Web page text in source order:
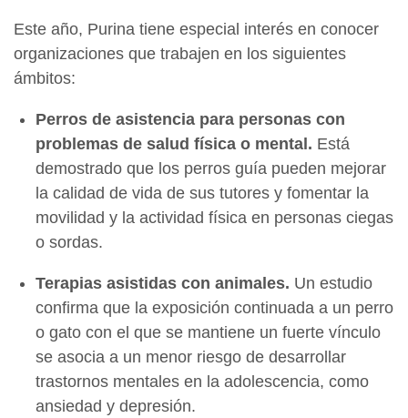
Este año, Purina tiene especial interés en conocer
organizaciones que trabajen en los siguientes
ámbitos:
Perros de asistencia para personas con
problemas de salud física o mental. Está
demostrado que los perros guía pueden mejorar
la calidad de vida de sus tutores y fomentar la
movilidad y la actividad física en personas ciegas
o sordas.
Terapias asistidas con animales. Un estudio
confirma que la exposición continuada a un perro
o gato con el que se mantiene un fuerte vínculo
se asocia a un menor riesgo de desarrollar
trastornos mentales en la adolescencia, como
ansiedad y depresión.